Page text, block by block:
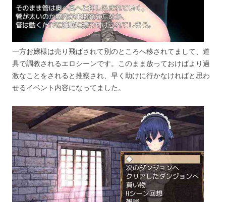
一方お嬢様は売り飛ばされて別のところへ移されてまして、道
具で調教されるエロシーンです。このまま放っておけばより過
激なことをされると推察され、早く助けに行かなければと思わ
せるイベント内容になってました。